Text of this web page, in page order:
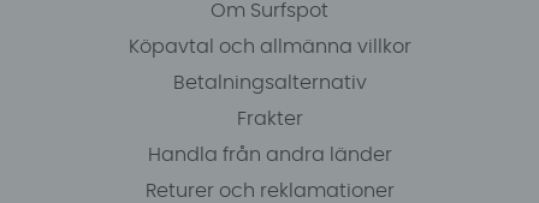
Om Surfspot
Köpavtal och allmänna villkor
Betalningsalternativ
Frakter
Handla från andra länder
Returer och reklamationer